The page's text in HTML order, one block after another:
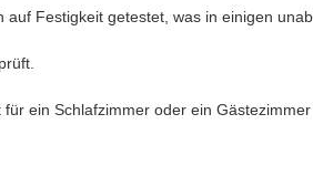
Festigkeit getestet, was in einigen
ein Schlafzimmer oder ein